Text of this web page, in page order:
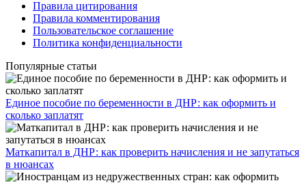
Правила цитирования
Правила комментирования
Пользовательское соглашение
Политика конфиденциальности
Популярные статьи
Единое пособие по беременности в ДНР: как оформить и
сколько заплатят
​Маткапитал в ДНР: как проверить начисления и не запутаться
в нюансах